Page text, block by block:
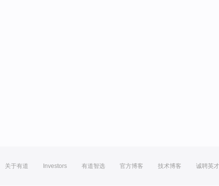
关于有道 Investors 有道智选 官方博客 技术博客 诚聘英才